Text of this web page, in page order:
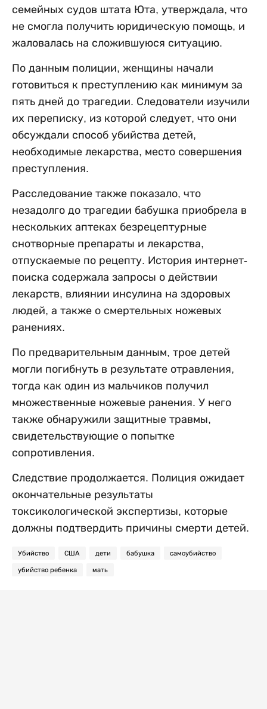
семейных судов штата Юта, утверждала, что
не смогла получить юридическую помощь, и
жаловалась на сложившуюся ситуацию.
По данным полиции, женщины начали
готовиться к преступлению как минимум за
пять дней до трагедии. Следователи изучили
их переписку, из которой следует, что они
обсуждали способ убийства детей,
необходимые лекарства, место совершения
преступления.
Расследование также показало, что
незадолго до трагедии бабушка приобрела в
нескольких аптеках безрецептурные
снотворные препараты и лекарства,
отпускаемые по рецепту. История интернет-
поиска содержала запросы о действии
лекарств, влиянии инсулина на здоровых
людей, а также о смертельных ножевых
ранениях.
По предварительным данным, трое детей
могли погибнуть в результате отравления,
тогда как один из мальчиков получил
множественные ножевые ранения. У него
также обнаружили защитные травмы,
свидетельствующие о попытке
сопротивления.
Следствие продолжается. Полиция ожидает
окончательные результаты
токсикологической экспертизы, которые
должны подтвердить причины смерти детей.
Убийство США дети бабушка самоубийство
убийство ребенка мать